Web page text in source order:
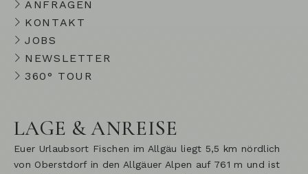
ANFRAGEN
KONTAKT
JOBS
NEWSLETTER
360° TOUR
LAGE & ANREISE
Euer Urlaubsort Fischen im Allgäu liegt 5,5 km nördlich
von Oberstdorf in den Allgäuer Alpen auf 761 m und ist